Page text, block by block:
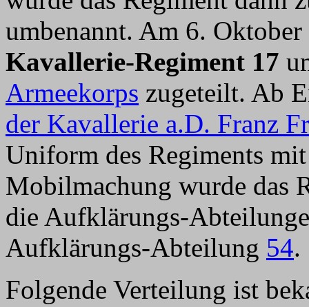
umbenannt. Am 6.
Kavallerie-Regiment 17
Armeekorps zugeteilt. Ab
der Kavallerie a.D. Franz
Uniform des Regiments
Mobilmachung wurde das
die Aufklärungs-
Aufklärungs-Abteilung 54.
Folgende Verteilung ist